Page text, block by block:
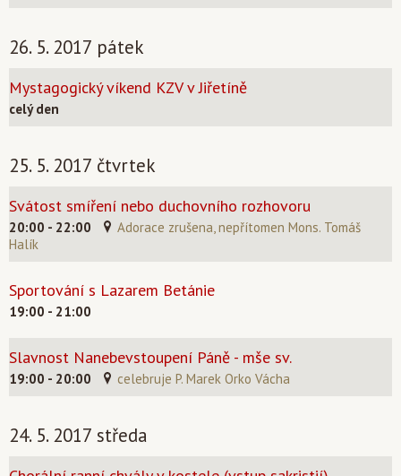
26. 5. 2017 pátek
Mystagogický víkend KZV v Jiřetíně
celý den
25. 5. 2017 čtvrtek
Svátost smíření nebo duchovního rozhovoru
20:00 - 22:00
Adorace zrušena, nepřítomen Mons. Tomáš
Halík
Sportování s Lazarem Betánie
19:00 - 21:00
Slavnost Nanebevstoupení Páně - mše sv.
19:00 - 20:00 celebruje P. Marek Orko Vácha
24. 5. 2017 středa